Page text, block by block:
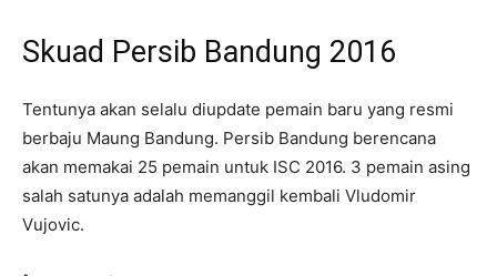
Skuad Persib Bandung 2016
Tentunya akan selalu diupdate pemain baru yang resmi
berbaju Maung Bandung. Persib Bandung berencana
akan memakai 25 pemain untuk ISC 2016. 3 pemain asing
salah satunya adalah memanggil kembali Vludomir
Vujovic.